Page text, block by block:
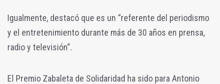
Igualmente, destacó que es un “referente del periodismo
y el entretenimiento durante más de 30 años en prensa,
radio y televisión”.
El Premio Zabaleta de Solidaridad ha sido para Antonio